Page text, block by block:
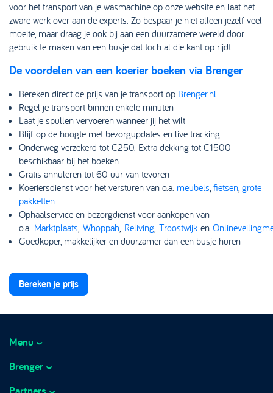
voor het transport van je wasmachine op onze website en laat het
zware werk over aan de experts. Zo bespaar je niet alleen jezelf veel
moeite, maar draag je ook bij aan een duurzamere wereld door
gebruik te maken van een busje dat toch al die kant op rijdt.
De voordelen van een koerier boeken via Brenger
Bereken direct de prijs van je transport op Brenger.nl
Regel je transport binnen enkele minuten
Laat je spullen vervoeren wanneer jij het wilt
Blijf op de hoogte met bezorgupdates en live tracking
Onderweg verzekerd tot €250. Extra dekking tot €1500
beschikbaar bij het boeken
Gratis annuleren tot 60 uur van tevoren
Koeriersdienst voor het versturen van o.a. meubels, fietsen, grote
pakketten
Ophaalservice en bezorgdienst voor aankopen van
o.a. Marktplaats, Whoppah, Reliving, Troostwijk en
Goedkoper, makkelijker en duurzamer dan een busje huren
Bereken je prijs
Menu
Hoe het werkt
How it works
Brenger